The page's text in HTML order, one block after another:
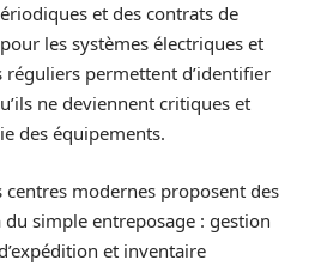
et des contrats de
les systèmes électriques et
réguliers permettent d’identifier
ne deviennent critiques et
des équipements.
modernes proposent des
simple entreposage : gestion
et inventaire